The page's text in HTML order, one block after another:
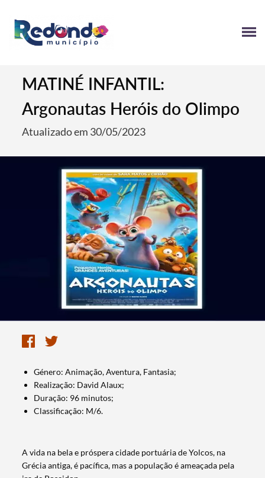
MATINÉ INFANTIL:
Argonautas Heróis do Olimpo
Atualizado em 30/05/2023
Género: Animação, Aventura, Fantasia;
Realização: David Alaux;
Duração: 96 minutos;
Classificação: M/6.
A vida na bela e próspera cidade portuária de Yolcos, na
Grécia antiga, é pacífica, mas a população é ameaçada pela